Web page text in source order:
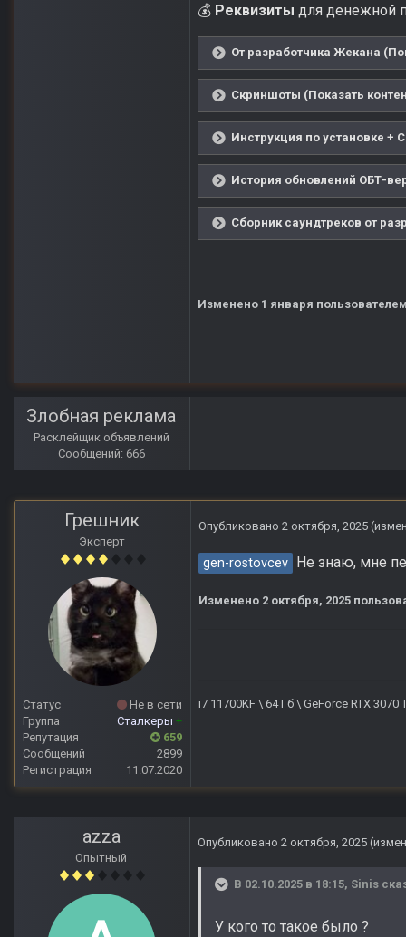
💰 Реквизиты для денежной
От разработчика Жекана
Скриншоты (Показать
Инструкция по установке +
История обновлений ОБТ-
Сборник саундтреков от
Изменено 1 января
Злобная реклама
Расклейщик объявлений
Сообщений: 666
Грешник
Эксперт
Статус
Не в сети
Группа
Сталкеры +
Репутация
659
Сообщений
2899
Регистрация
11.07.2020
Опубликовано 2 октября, 2025
gen-rostovcev Не знаю, мне
Изменено 2 октября, 2025
i7 11700KF \ 64 Гб \ GeForce RTX
azza
Опытный
Опубликовано 2 октября, 2025
В 02.10.2025 в 18:15, Sinis
У кого то такое было ?